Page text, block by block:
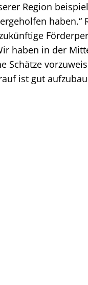
Region
haben.“
haben in der
Schätze
ist gut